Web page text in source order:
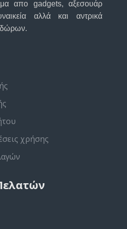
απο gadgets, αξεσουάρ
αλλά και αντρικά
δώρων.
χρήσης